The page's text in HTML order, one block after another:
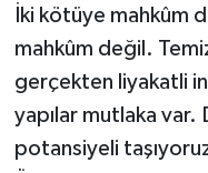
İki kötüye mahkûm
mahkûm değil.
gerçekten liyakatli
yapılar mutlaka var.
potansiyeli